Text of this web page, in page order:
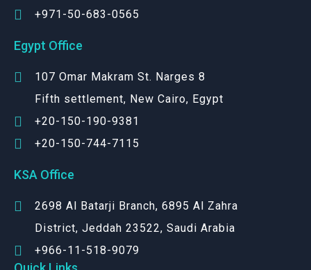
+971-50-683-0565
Egypt Office
107 Omar Makram St. Narges 8
Fifth settlement, New Cairo, Egypt
+20-150-190-9381
+20-150-744-7115
KSA Office
2698 Al Batarji Branch, 6895 Al Zahra
District, Jeddah 23522, Saudi Arabia
+966-11-518-9079‬